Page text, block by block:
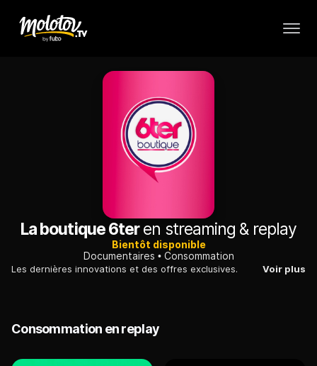
La boutique 6teren streaming & replay
Bientôt disponible
Documentaires
Consommation
Les dernières innovations et des offres exclusives. Voir plus
Consommation en replay